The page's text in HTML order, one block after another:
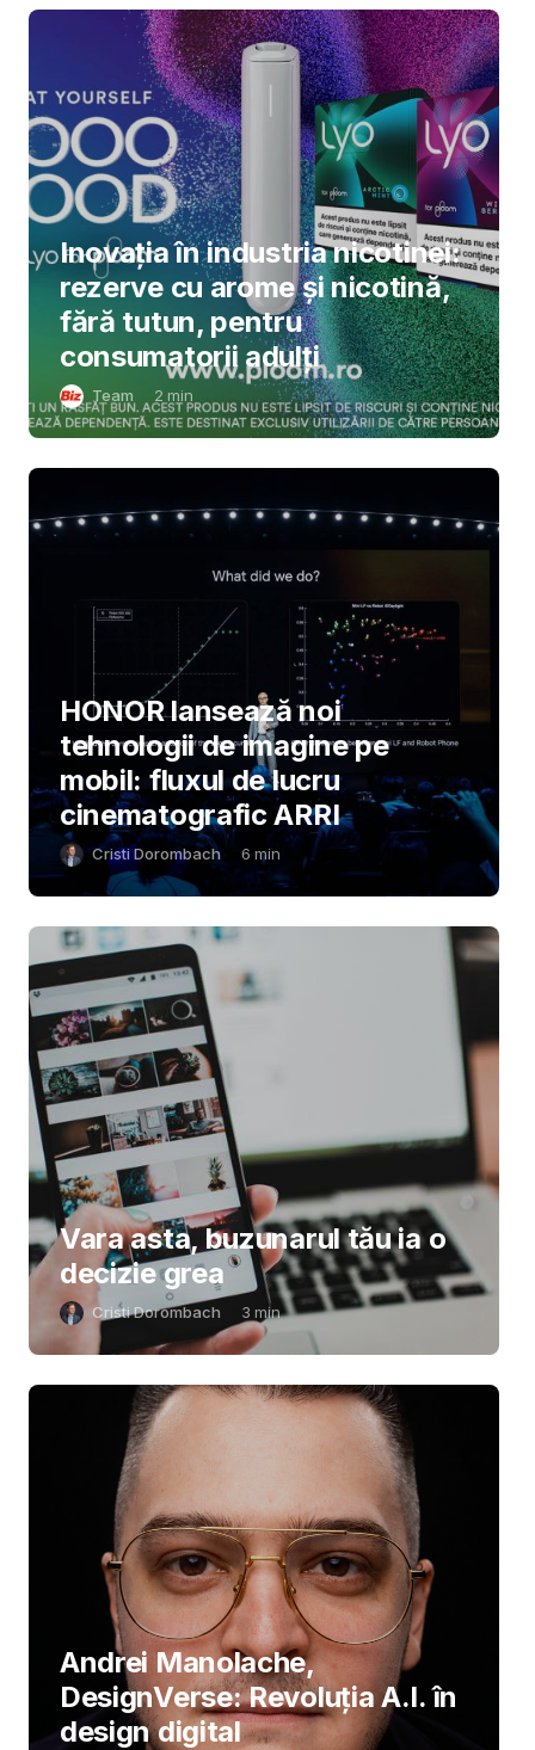
Inovația în industria nicotinei:
rezerve cu arome și nicotină,
fără tutun, pentru
consumatorii adulți
Team 2 min
HONOR lansează noi
tehnologii de imagine pe
mobil: fluxul de lucru
cinematografic ARRI
Cristi Dorombach 6 min
Vara asta, buzunarul tău ia o
decizie grea
Cristi Dorombach 3 min
Andrei Manolache,
DesignVerse: Revoluția A.I. în
design digital